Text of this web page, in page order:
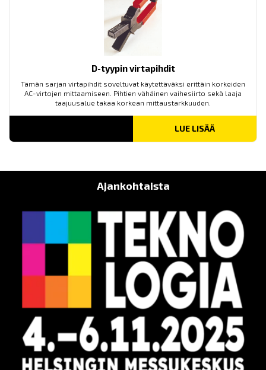
D-tyypin virtapihdit
Tämän sarjan virtapihdit soveltuvat käytettäväksi erittäin korkeiden
AC-virtojen mittaamiseen. Pihtien vähäinen vaihesiirto sekä laaja
taajuusalue takaa korkean mittaustarkkuuden.
LUE LISÄÄ
Ajankohtaista